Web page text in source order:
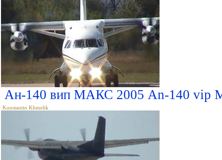
Ан-140 вип МАКС 2005 An-140 vip
Konstantin Khmelik